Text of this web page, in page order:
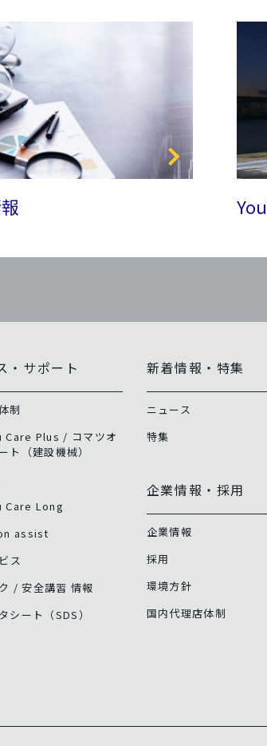
・サポート
制
Care Plus / コマツオ
ト（建設機械）
Care Long
assist
ス
/ 安全講習 情報
シート（SDS）
新着情報・特集
ニュース
特集
企業情報・採用
企業情報
採用
環境方針
国内代理店体制